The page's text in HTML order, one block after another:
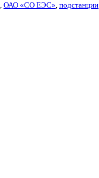
ОАО «СО ЕЭС» подстанции